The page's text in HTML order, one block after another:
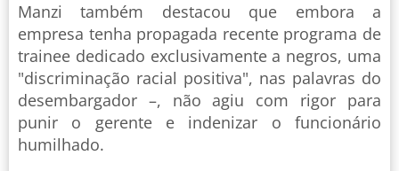
Manzi também destacou que embora a
empresa tenha propagada recente programa de
trainee dedicado exclusivamente a negros, uma
"discriminação racial positiva", nas palavras do
desembargador –, não agiu com rigor para
punir o gerente e indenizar o funcionário
humilhado.